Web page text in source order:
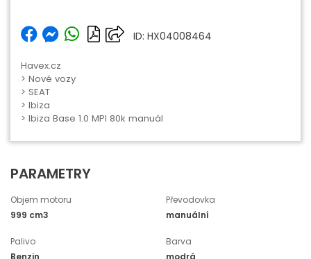
ID: HX04008464
Havex.cz
> Nové vozy
> SEAT
> Ibiza
> Ibiza Base 1.0 MPI 80k manuál
PARAMETRY
Objem motoru
999 cm3
Převodovka
manuální
Palivo
Benzin
Barva
modrá